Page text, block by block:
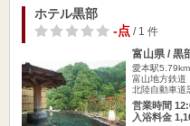
ホテル黒部
-点/ 1 件
富山県 / 黒
愛本駅5.79km
富山地方鉄道
北陸自動車道
営業時間
入浴料金